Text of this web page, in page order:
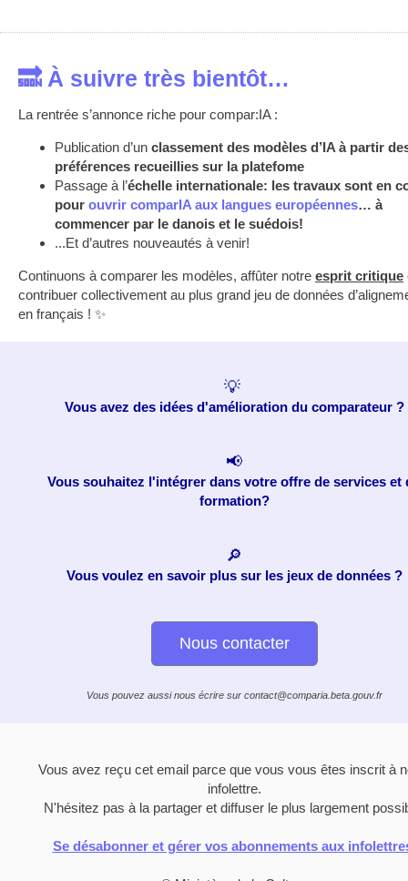
🔜 À suivre très bientôt…
La rentrée s’annonce riche pour compar:IA :
Publication d’un classement des modèles d’IA à partir
préférences recueillies sur la platefome
Passage à l’échelle internationale: les travaux sont en
pour ouvrir comparIA aux langues européennes… à
commencer par le danois et le suédois!
...Et d’autres nouveautés à venir!
Continuons à comparer les modèles, affûter notre esprit critique
contribuer collectivement au plus grand jeu de données
en français ! ✨
💡
Vous avez des idées d'amélioration du comparateur ?
📢
Vous souhaitez l'intégrer dans votre offre de services et
formation?
🔎
Vous voulez en savoir plus sur les jeux de données ?
Nous contacter
Vous pouvez aussi nous écrire sur contact@comparia.beta.gouv.fr
Vous avez reçu cet email parce que vous vous êtes inscrit à
infolettre.
N'hésitez pas à la partager et diffuser le plus largement
Se désabonner et gérer vos abonnements aux